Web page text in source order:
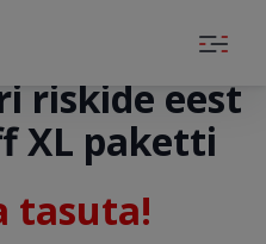
riskide eest
XL paketti
tasuta!